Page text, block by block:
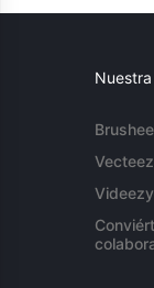
Videezy